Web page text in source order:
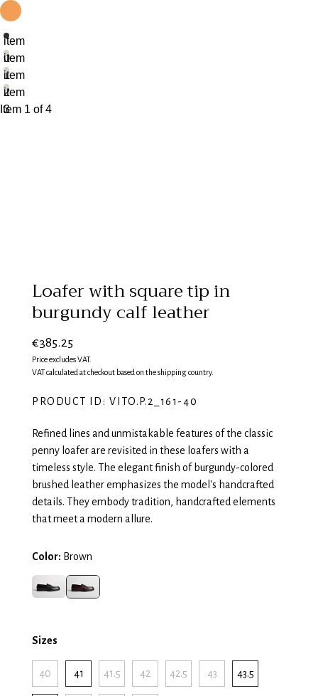
item
0
item
1
item
2
item
3
Item 1 of 4
Loafer with square tip in
burgundy calf leather
€385.25
Price excludes VAT.
VAT calculated at checkout based on the shipping country.
PRODUCT ID: VITO.P.2_161-40
Refined lines and unmistakable features of the classic
penny loafer are revisited in these loafers with a
timeless style. The elegant finish of burgundy-colored
brushed leather emphasizes the model's handcrafted
details. They embody tradition, handcrafted elements
that meet a modern allure.
Color: Brown
Sizes
40 41 41.5 42 42.5 43 43.5